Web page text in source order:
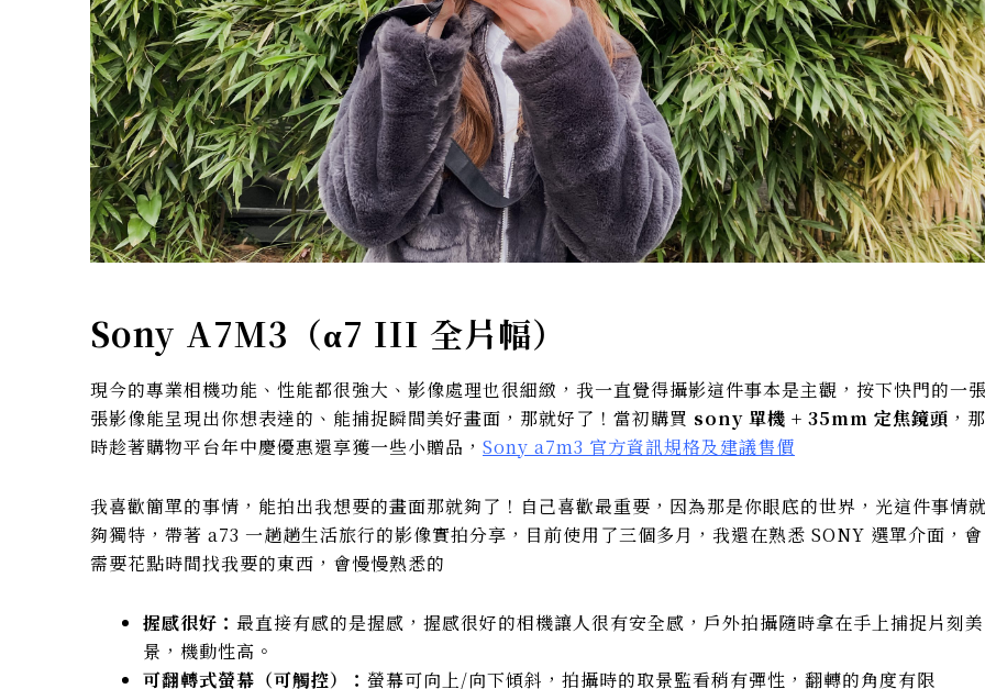
Sony A7M3（α7 III 全片幅）
現今的專業相機功能、性能都很強大、影像處理也很細緻，我一直覺得攝影這件事本是主觀，按下快門的一
張影像能呈現出你想表達的、能捕捉瞬間美好畫面，那就好了！當初購買 sony 單機 + 35mm 定焦鏡頭 ，那
時趁著購物平台年中慶優惠還享獲一些小贈品， Sony a7m3 官方資訊規格及建議售價
我喜歡簡單的事情，能拍出我想要的畫面那就夠了！自己喜歡最重要，因為那是你眼底的世界，光這件事情
夠獨特，帶著 a73 一趟趟生活旅行的影像實拍分享，目前使用了三個多月，我還在熟悉 SONY 選單介面，會
需要花點時間找我要的東西，會慢慢熟悉的
握感很好： 最直接有感的是握感，握感很好的相機讓人很有安全感，戶外拍攝隨時拿在手上捕捉片刻美
景，機動性高。
可翻轉式螢幕（可觸控）： 螢幕可向上/向下傾斜，拍攝時的取景監看稍有彈性，翻轉的角度有限